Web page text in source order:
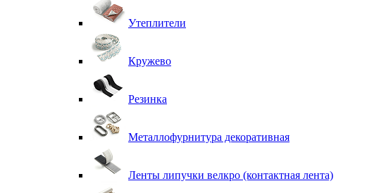
Утеплители
Кружево
Резинка
Металлофурнитура декоративная
Ленты липучки велкро (контактная лента)